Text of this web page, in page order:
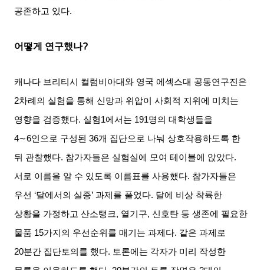
공존하고 있다.
어떻게 연구했나?
캐나다 브리티시 컬럼비아대와 영국 에섹스대 공동연구진은
2차례의 실험을 통해 신망과 위압이 사회적 지위에 미치는
영향을 검증했다. 실험1에서는 191명의 대학생들을
4∼6인으로 구성된 36개 집단으로 나눠 상호작용하도록 한
뒤 관찰했다. 참가자들은 실험실에 모여 테이블에 앉았다.
서로 이름을 알 수 있도록 이름표를 사용했다. 참가자들은
우선 ‘달에서의 실종’과제를 풀었다. 달에 비상 착륙한
상황을 가정하고 산소탱크, 열기구, 신호탄 등 생존에 필요한
물품 15가지의 우선순위를 매기는 과제다. 같은 과제로
20분간 집단토의를 했다. 토론에는 각자가 미리 작성한